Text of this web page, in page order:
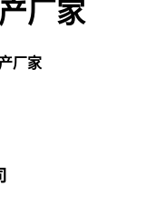
厂家
厂家